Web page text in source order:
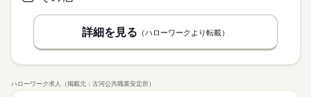
基本特徴
新卒・第二 40代活躍 50代活躍
給与 時給 1,050円～1,250円
◆即払いサービスあり ＼ 働いた分を早めにGET！ ／ 働いた分
の給与の一部を、給料日前に受け取れます。 スマホでカンタン
申請！ 給料日前にお金が必要な時や、急な出費がある時も安心
時に働いた場合は時給25％UP ◆残業代支給 勤務時間が8hを超
＼スマホ一つで登録完了／野菜・果物のカットやパック詰めな
ど、簡単な作業ばかりなので、未経験でも安心◎心地よく体を
動かして、運動不足も解消！室内作業なので、天候も関係な
し！年中快適に働けます。
め ／ □家の近くで働きたい □週末までにお金が欲しい □人と話
すことが少ない職場が良い □自分に合った仕事を見つけたい ※
Wワーク（お仕事の掛け持ち）は不可 週5日のレギュラーワー
続きを読む
給与 時給 1,050円～1,250円
詳しい募集要項をすべて見る
詳細を見る （ハローワークより転載）
ハローワーク求人（掲載元：古河公共職業安定所）